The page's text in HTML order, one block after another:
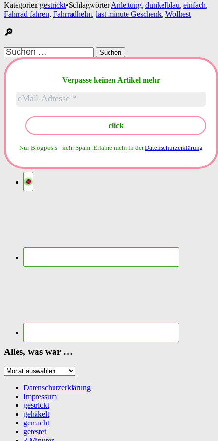
Kategorien gestrickt•SchlagwörterAnleitung, dunkelblau, einfach,
Fahrrad fahren, Fahrradhelm, last minute Geschenk, Wollrest
🔎
Suchen
nach:
Verpasse keinen Artikel mehr
Nur Blogposts - kein Spam! Erfahre mehr in derDatenschutzerklärung
Alles, was war …
Alles,
Datenschutzerklärung
Impressum
gestrickt
gehäkelt
gemacht
getestet